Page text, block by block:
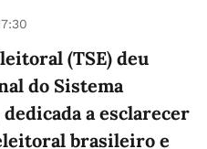
(TSE) deu
do Sistema
a esclarecer
brasileiro e